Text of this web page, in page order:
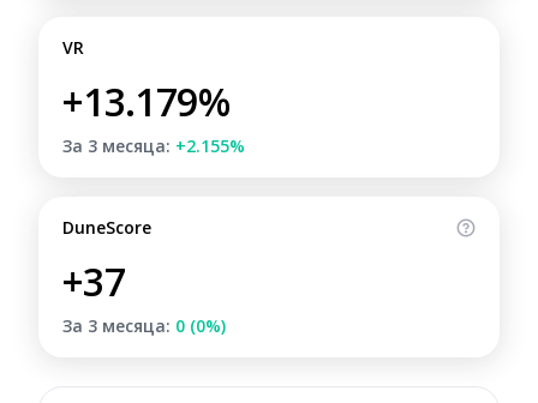
VR
+13.179%
За 3 месяца: +2.155%
DuneScore
+37
За 3 месяца: 0 (0%)